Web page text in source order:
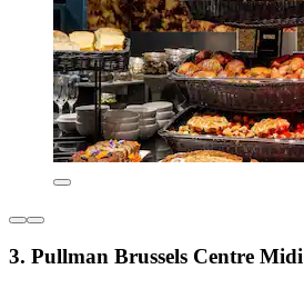
3. Pullman Brussels Centre Midi